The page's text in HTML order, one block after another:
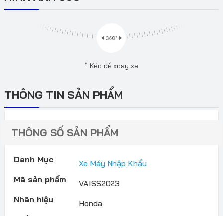
* Kéo để xoay xe
THÔNG TIN SẢN PHẨM
THÔNG SỐ SẢN PHẨM
Danh Mục
Xe Máy Nhập Khẩu
Mã sản phẩm
VAISS2023
Nhãn hiệu
Honda